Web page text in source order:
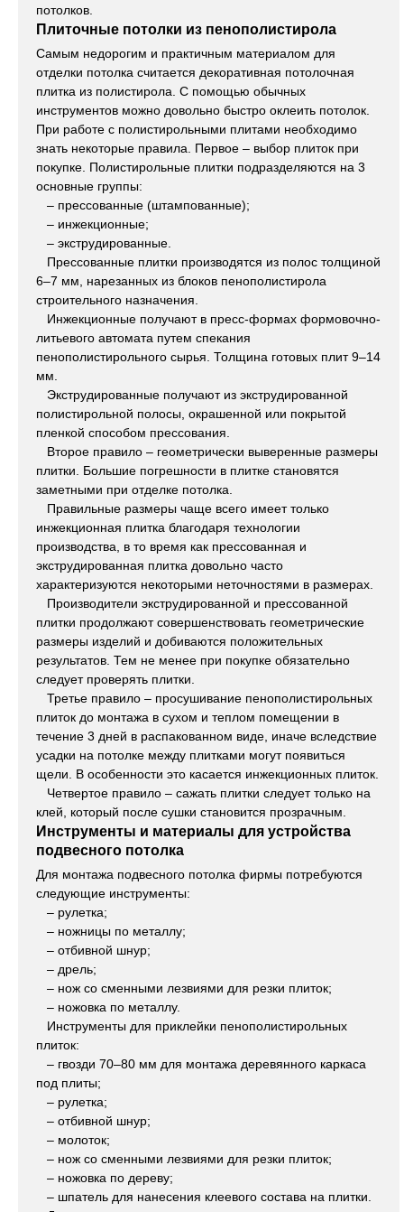
потолков.
Плиточные потолки из пенополистирола
Самым недорогим и практичным материалом для
отделки потолка считается декоративная потолочная
плитка из полистирола. С помощью обычных
инструментов можно довольно быстро оклеить потолок.
При работе с полистирольными плитами необходимо
знать некоторые правила. Первое – выбор плиток при
покупке. Полистирольные плитки подразделяются на 3
основные группы:
– прессованные (штампованные);
– инжекционные;
– экструдированные.
Прессованные плитки производятся из полос толщиной
6–7 мм, нарезанных из блоков пенополистирола
строительного назначения.
Инжекционные получают в пресс-формах формовочно-
литьевого автомата путем спекания
пенополистирольного сырья. Толщина готовых плит 9–14
мм.
Экструдированные получают из экструдированной
полистирольной полосы, окрашенной или покрытой
пленкой способом прессования.
Второе правило – геометрически выверенные размеры
плитки. Большие погрешности в плитке становятся
заметными при отделке потолка.
Правильные размеры чаще всего имеет только
инжекционная плитка благодаря технологии
производства, в то время как прессованная и
экструдированная плитка довольно часто
характеризуются некоторыми неточностями в размерах.
Производители экструдированной и прессованной
плитки продолжают совершенствовать геометрические
размеры изделий и добиваются положительных
результатов. Тем не менее при покупке обязательно
следует проверять плитки.
Третье правило – просушивание пенополистирольных
плиток до монтажа в сухом и теплом помещении в
течение 3 дней в распакованном виде, иначе вследствие
усадки на потолке между плитками могут появиться
щели. В особенности это касается инжекционных плиток.
Четвертое правило – сажать плитки следует только на
клей, который после сушки становится прозрачным.
Инструменты и материалы для устройства
подвесного потолка
Для монтажа подвесного потолка фирмы потребуются
следующие инструменты:
– рулетка;
– ножницы по металлу;
– отбивной шнур;
– дрель;
– нож со сменными лезвиями для резки плиток;
– ножовка по металлу.
Инструменты для приклейки пенополистирольных
плиток:
– гвозди 70–80 мм для монтажа деревянного каркаса
под плиты;
– рулетка;
– отбивной шнур;
– молоток;
– нож со сменными лезвиями для резки плиток;
– ножовка по дереву;
– шпатель для нанесения клеевого состава на плитки.